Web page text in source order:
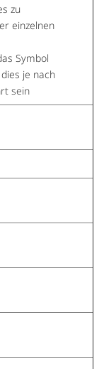
zu
einzelnen
Symbol
je nach
sein